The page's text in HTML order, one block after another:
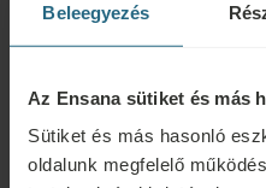
Beleegyezés
Az Ensana sütiket és más
Sütiket és más hasonló
oldalunk megfelelő